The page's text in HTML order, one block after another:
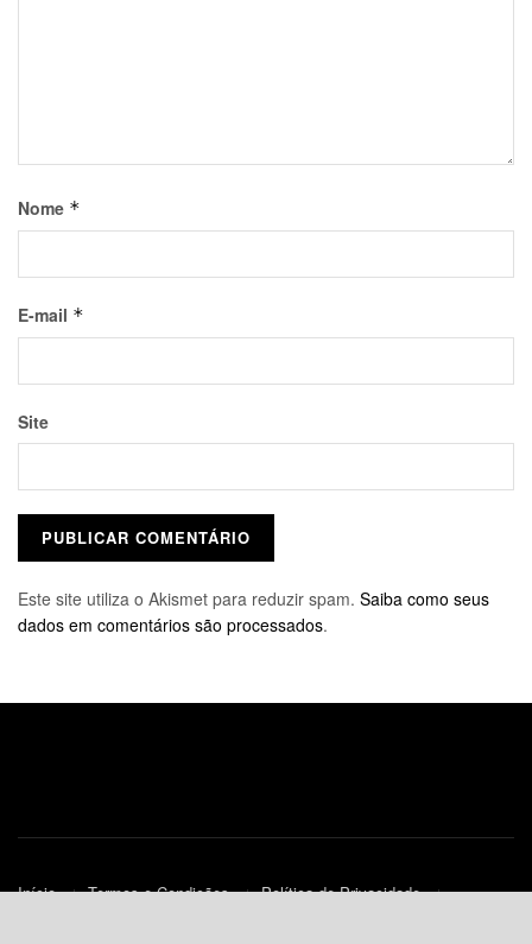
Nome *
E-mail *
Site
Este site utiliza o Akismet para reduzir spam. Saiba como seus
dados em comentários são processados.
Início Termos e Condições
Política de Privacidade